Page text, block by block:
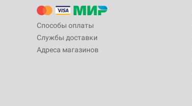
Способы оплаты
Службы доставки
Адреса магазинов